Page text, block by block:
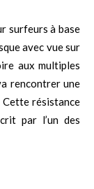
surfeurs à base
avec vue sur
aux multiples
rencontrer une
résistance
par l’un des